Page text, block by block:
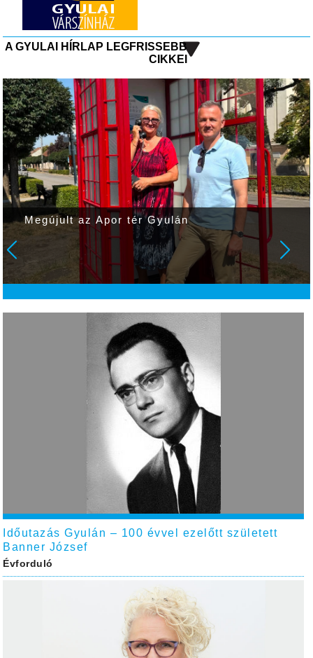
A GYULAI HÍRLAP LEGFRISSEBB
CIKKEI
Megújult az Apor tér Gyulán
Időutazás Gyulán – 100 évvel ezelőtt született
Banner József
Évforduló